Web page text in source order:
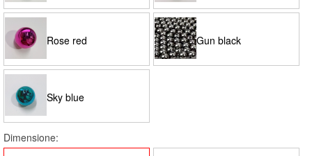
Rose red Gun black
Sky blue
Dimensione: